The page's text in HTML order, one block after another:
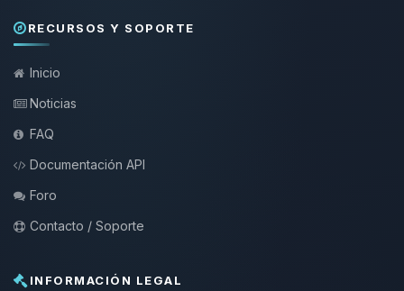
RECURSOS Y SOPORTE
Inicio
Noticias
FAQ
Documentación API
Foro
Contacto / Soporte
INFORMACIÓN LEGAL